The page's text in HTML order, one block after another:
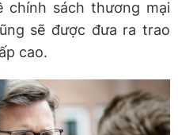
chính sách thương mại
sẽ được đưa ra trao
cao.